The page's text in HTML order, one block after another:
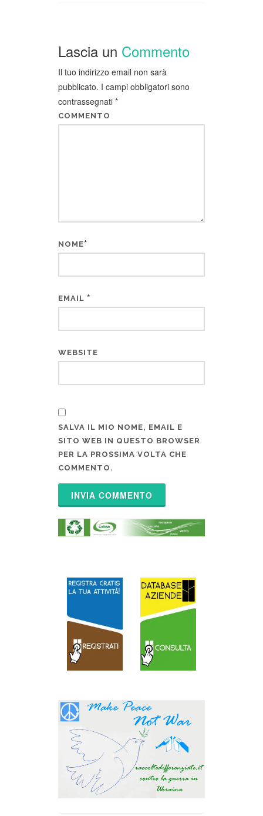
Lascia un Commento
Il tuo indirizzo email non sarà
pubblicato. I campi obbligatori sono
contrassegnati *
COMMENTO
NOME*
EMAIL *
WEBSITE
SALVA IL MIO NOME, EMAIL E
SITO WEB IN QUESTO BROWSER
PER LA PROSSIMA VOLTA CHE
COMMENTO.